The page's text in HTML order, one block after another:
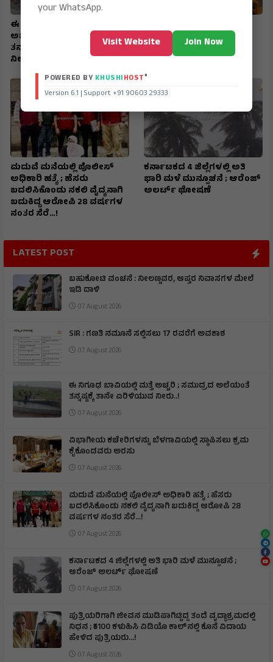
ಈ ನಿಗೂಢ ಬಾವಿಯಲ್ಲಿ ಮತ್ತೆ
ಅಚ್ಚರಿ ; ಸಮುದ್ರದ ಅಲೆಯಂತೆ
ತನ್ನಷ್ಟಕ್ಕೆ ತಾನೇ ಏರಿಳಿಯುವ
ನೀರು..!
ಬೆಳಗಾವಿಯಲ್ಲಿ ಸ್ಥಾಪಿಸಲು ಕ್ರಮ
ಕೈಕೊಂಡವರು ಅರಸು
ಮದುವೆ ಮನೆಯಲ್ಲಿ ಪೊಲೀಸ್
ಅಧಿಕಾರಿ ಹತ್ಯೆ ; ಹೆಸರು
ಬದಲಿಸಿಕೊಂಡು ನಕಲಿ ವೈದ್ಯನಾಗಿ
ಬದುಕಿದ್ದ ಆರೋಪಿ 28 ವರ್ಷಗಳ
ನಂತರ ಸೆರೆ…!
ಕರ್ನಾಟಕದ 4 ಜಿಲ್ಲೆಗಳಲ್ಲಿ ಅತಿ
ಭಾರಿ ಮಳೆ ಮುನ್ಸೂಚನೆ ; ಆರೆಂಜ್‌
ಅಲರ್ಟ್‌ ಘೋಷಣೆ
LATEST POST
ಬಹುಕೋಟಿ ವಂಚನೆ : ನೀಲಣ್ಣವರ, ಆಪ್ತರ ನಿವಾಸಗಳ ಮೇಲೆ
ಇಡಿ ದಾಳಿ
07 August 2026
SIR : ಗಣತಿ ನಮೂನೆ ಸಲ್ಲಿಸಲು 17 ರವರೆಗೆ ಅವಕಾಶ
07 August 2026
ಈ ನಿಗೂಢ ಬಾವಿಯಲ್ಲಿ ಮತ್ತೆ ಅಚ್ಚರಿ ; ಸಮುದ್ರದ ಅಲೆಯಂತೆ
ತನ್ನಷ್ಟಕ್ಕೆ ತಾನೇ ಏರಿಳಿಯುವ ನೀರು..!
07 August 2026
ವಿಭಾಗೀಯ ಕಚೇರಿಗಳನ್ನು ಬೆಳಗಾವಿಯಲ್ಲಿ ಸ್ಥಾಪಿಸಲು ಕ್ರಮ
ಕೈಕೊಂಡವರು ಅರಸು
07 August 2026
ಮದುವೆ ಮನೆಯಲ್ಲಿ ಪೊಲೀಸ್ ಅಧಿಕಾರಿ ಹತ್ಯೆ ; ಹೆಸರು
ಬದಲಿಸಿಕೊಂಡು ನಕಲಿ ವೈದ್ಯನಾಗಿ ಬದುಕಿದ್ದ ಆರೋಪಿ 28
ವರ್ಷಗಳ ನಂತರ ಸೆರೆ…!
07 August 2026
ಕರ್ನಾಟಕದ 4 ಜಿಲ್ಲೆಗಳಲ್ಲಿ ಅತಿ ಭಾರಿ ಮಳೆ ಮುನ್ಸೂಚನೆ ;
ಆರೆಂಜ್‌ ಅಲರ್ಟ್‌ ಘೋಷಣೆ
07 August 2026
ಪುತ್ರಿಯರಿಗಾಗಿ ಜೀವನ ಮುಡಿಪಾಗಿಟ್ಟಿದ್ದ ತಂದೆ ವೃದ್ಧಾಶ್ರಮದಲ್ಲಿ
ನಿಧನ ; ₹5100 ಕಳುಹಿಸಿ ವಿಡಿಯೊ ಕಾಲ್‌ನಲ್ಲಿ ಕೊನೆ ವಿದಾಯ
ಹೇಳಿದ ಪುತ್ರಿಯರು...!
07 August 2026
your WhatsApp.
Visit Website Join Now
POWERED BY KHUSHIHOST®
Version 6.1 | Support +91 90603 29333